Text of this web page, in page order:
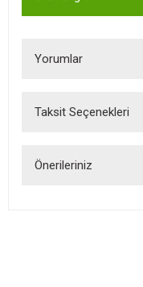
Yorumlar
Taksit Seçenekleri
Önerileriniz